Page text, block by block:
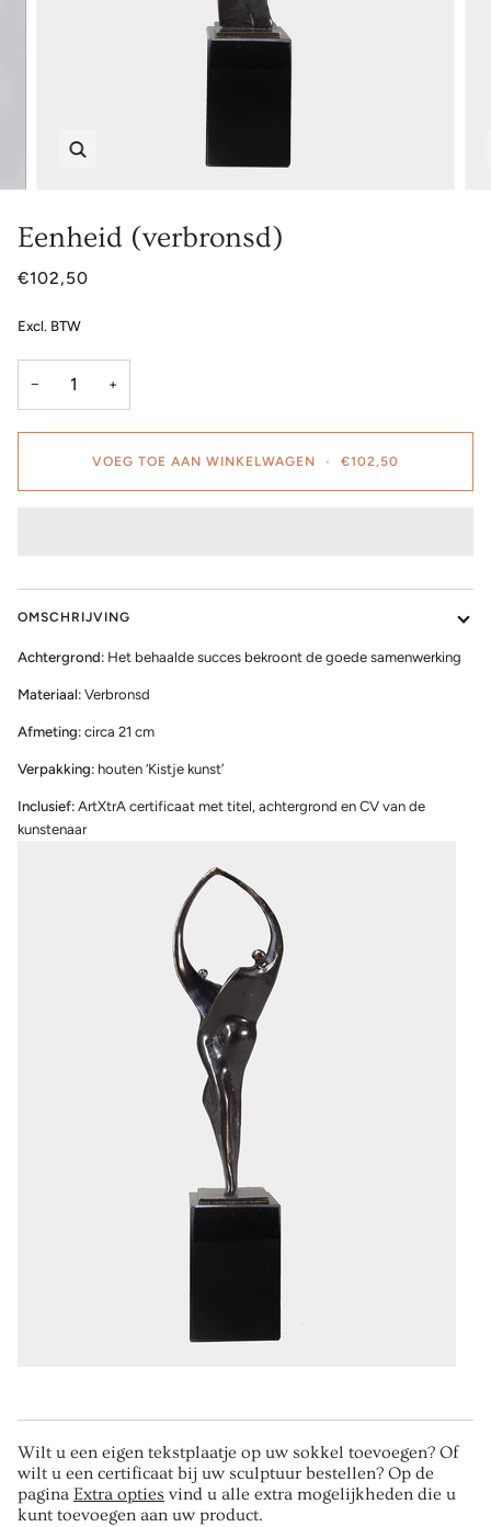
Eenheid (verbronsd)
€102,50
Excl. BTW
− +
VOEG TOE AAN WINKELWAGEN • €102,50
OMSCHRIJVING
Achtergrond: Het behaalde succes bekroont de goede samenwerking
Materiaal: Verbronsd
Afmeting: circa 21 cm
Verpakking: houten ‘Kistje kunst’
Inclusief: ArtXtrA certificaat met titel, achtergrond en CV van de
kunstenaar
Wilt u een eigen tekstplaatje op uw sokkel toevoegen? Of
wilt u een certificaat bij uw sculptuur bestellen? Op de
pagina Extra opties vind u alle extra mogelijkheden die u
kunt toevoegen aan uw product.